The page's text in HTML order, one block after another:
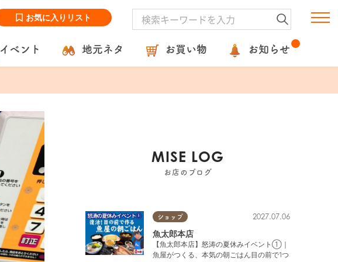
お気に入りリスト
イベント 地元ネタ お買い物 お知らせ
MISE LOG
お店のブログ
ショップ 2027.07.06
魚太郎本店
【魚太郎本店】怒涛の夏休みイベント①｜
魚屋がつくる、本気の朝ごはん目の前で1つ